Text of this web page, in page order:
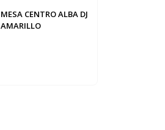
MESA CENTRO ALBA DJ
AMARILLO